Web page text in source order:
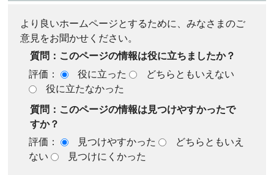
より良いホームページとするために、みなさまのご
意見をお聞かせください。
質問：このページの情報は役に立ちましたか？
評価：
役に立った
どちらともいえない
役に立たなかった
質問：このページの情報は見つけやすかったで
すか？
評価：
見つけやすかった
どちらともいえ
ない
見つけにくかった